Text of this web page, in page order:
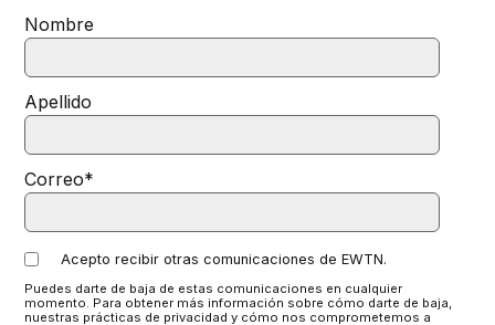
Nombre
Apellido
Correo*
Acepto recibir otras comunicaciones de EWTN.
Puedes darte de baja de estas comunicaciones en cualquier
momento. Para obtener más información sobre cómo darte de baja,
nuestras prácticas de privacidad y cómo nos comprometemos a